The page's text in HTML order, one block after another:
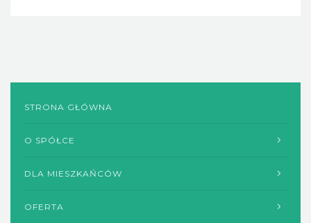
STRONA GŁÓWNA
O SPÓŁCE
DLA MIESZKAŃCÓW
OFERTA